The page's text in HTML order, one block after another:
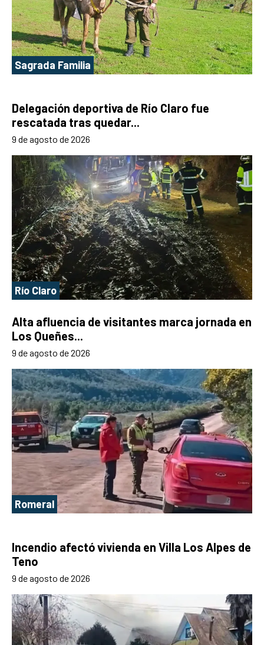
Sagrada Familia
Delegación deportiva de Río Claro fue
rescatada tras quedar...
9 de agosto de 2026
Río Claro
Alta afluencia de visitantes marca jornada en
Los Queñes...
9 de agosto de 2026
Romeral
Incendio afectó vivienda en Villa Los Alpes de
Teno
9 de agosto de 2026